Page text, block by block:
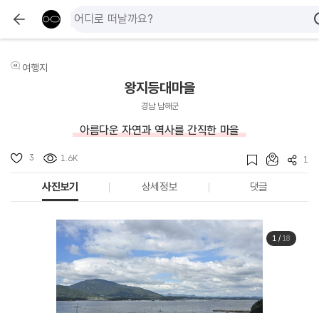
여행지
왕지등대마을
경남 남해군
아름다운 자연과 역사를 간직한 마을
3 1.6K 1
사진보기 상세정보 댓글
1/ 18